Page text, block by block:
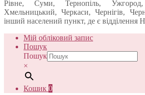
Рівне, Суми, Тернопіль,
Хмельницький, Черкаси, Чернігів,
інший населений пункт, де є відділення
Мій обліковий запис
Пошук
Пошук
×
Кошик 0